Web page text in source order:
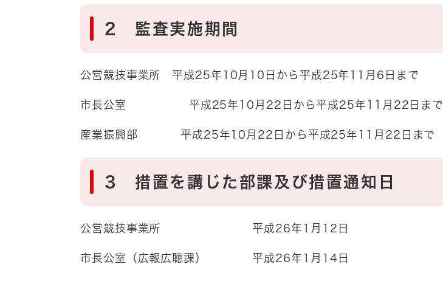
2 監査実施期間
公営競技事業所 平成25年10月10日から平成25年11月6日まで
市長公室 平成25年10月22日から平成25年11月22日まで
産業振興部 平成25年10月22日から平成25年11月22日まで
3 措置を講じた部課及び措置通知日
公営競技事業所 平成26年1月12日
市長公室（広報広聴課） 平成26年1月14日